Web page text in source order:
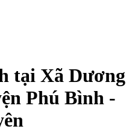
tại Xã Dương
Phú Bình -